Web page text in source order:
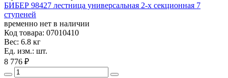
БИБЕР 98427 лестница универсальная 2-х секционная 7
ступеней
временно нет в наличии
Код товара: 07010410
Вес: 6.8 кг
Ед. изм.: шт.
8 776 ₽